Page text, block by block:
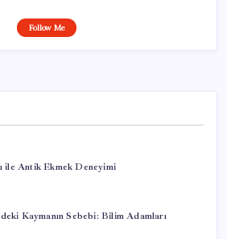
Follow Me
ile Antik Ekmek Deneyimi
Kaymanın Sebebi: Bilim Adamları